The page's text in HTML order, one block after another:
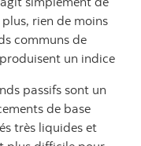
rien de moins
communs de
un indice
passifs sont un
de base
très liquides et